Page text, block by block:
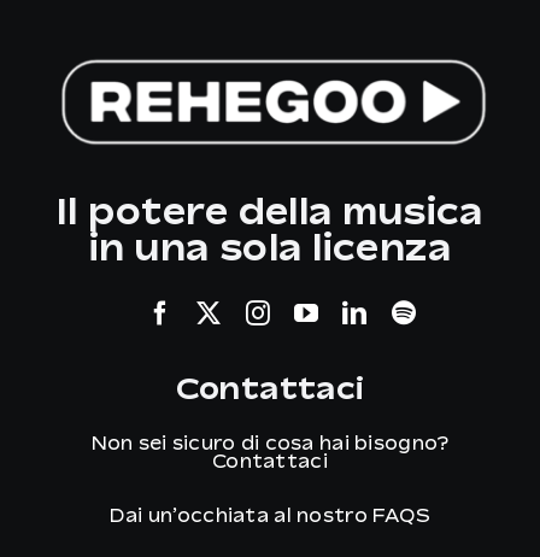
Il potere della musica
in una sola licenza
Contattaci
Non sei sicuro di cosa hai bisogno?
Contattaci
Dai un’occhiata al nostro FAQS